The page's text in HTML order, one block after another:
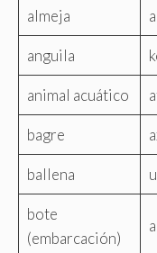
almeja
anguila
animal acuático
bagre
ballena
bote
(embarcación)